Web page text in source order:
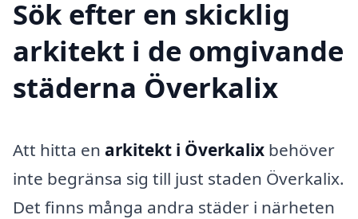
Sök efter en skicklig
arkitekt i de omgivande
städerna Överkalix
Att hitta en arkitekt i Överkalix behöver
inte begränsa sig till just staden Överkalix.
Det finns många andra städer i närheten